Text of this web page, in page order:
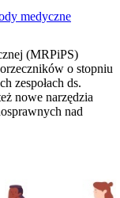
medyczne
(MRPiPS)
o stopniu
zespołach ds.
nowe narzędzia
nad